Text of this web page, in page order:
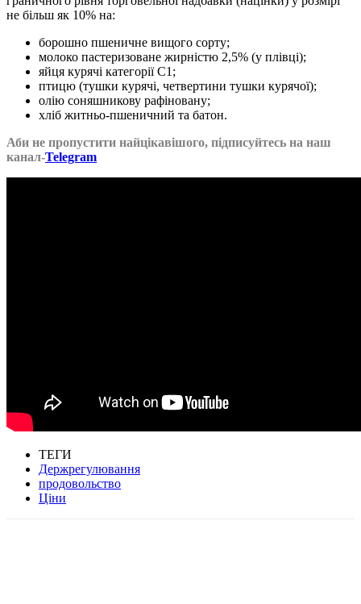
не більш як 10% на:
борошно пшеничне вищого сорту;
молоко пастеризоване жирністю 2,5% (у плівці);
яйця курячі категорії С1;
птицю (тушки курячі, четвертини тушки курячої);
олію соняшникову рафіновану;
хліб житньо-пшеничний та батон.
Аби не пропустити найцікавішого, підписуйтесь на наш
канал-Telegram
ТЕГИ
Держрегулювання
продовольство
Ціни